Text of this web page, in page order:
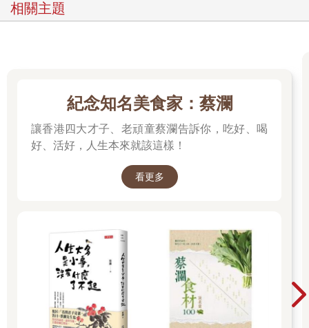
相關主題
紀念知名美食家：蔡瀾
讓香港四大才子、老頑童蔡瀾告訴你，吃好、喝
好、活好，人生本來就該這樣！
看更多